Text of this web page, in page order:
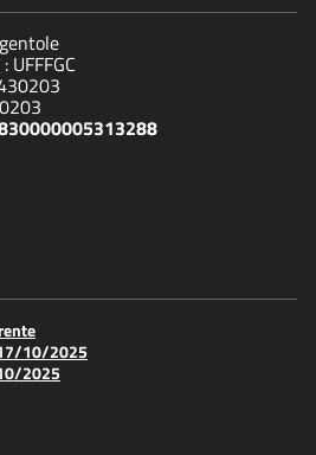
UFFFGC
10/2025
2025